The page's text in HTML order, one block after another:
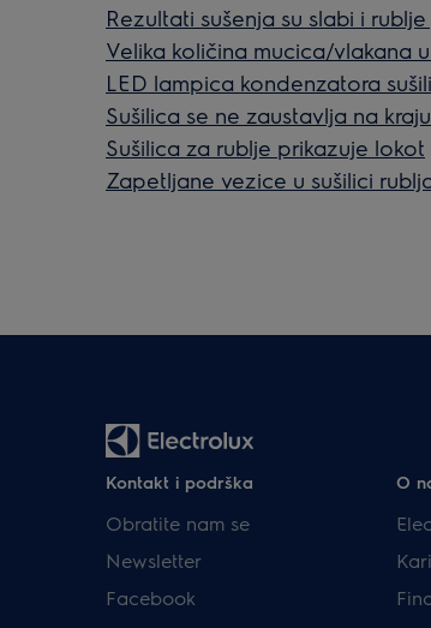
Rezultati sušenja su slabi i
Velika količina mucica/vlakana
LED lampica kondenzatora
Sušilica se ne zaustavlja na
Sušilica za rublje prikazuje lokot
Zapetljane vezice u sušilici
Kontakt i podrška
Obratite nam se
Newsletter
Facebook
O